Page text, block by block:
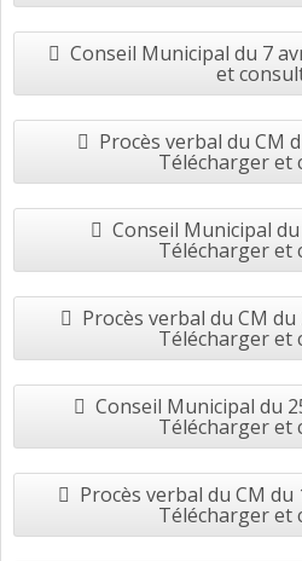
Conseil Municipal du 7
et
Procès verbal du CM
Télécharger et
Conseil Municipal
Télécharger et
Procès verbal du CM
Télécharger et
Conseil Municipal du
Télécharger et
Procès verbal du CM
Télécharger et